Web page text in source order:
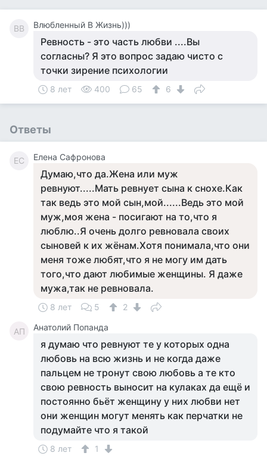
ВВ Влюбленный В Жизнь)))
Ревность - это часть любви ....Вы
согласны? Я это вопрос задаю чисто с
точки зирение психологии
8 лет 400 65 6
Ответы
ЕС Елена Сафронова
Думаю,что да.Жена или муж
ревнуют.....Мать ревнует сына к снохе.Как
так ведь это мой сын,мой......Ведь это мой
муж,моя жена - посигают на то,что я
люблю..Я очень долго ревновала своих
сыновей к их жёнам.Хотя понимала,что они
меня тоже любят,что я не могу им дать
того,что дают любимые женщины. Я даже
мужа,так не ревновала.
8 лет 5 2
АП Анатолий Попанда
я думаю что ревнуют те у которых одна
любовь на всю жизнь и не когда даже
пальцем не тронут свою любовь а те кто
свою ревность выносит на кулаках да ещё и
постоянно бьёт женщину у них любви нет
они женщин могут менять как перчатки не
подумайте что я такой
8 лет 1